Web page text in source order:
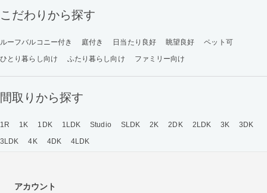
こだわりから探す
ルーフバルコニー付き 庭付き 日当たり良好 眺望良好
ペット可
ひとり暮らし向け
ふたり暮らし向け ファミリー向け
間取りから探す
1R 1K 1DK 1LDK Studio SLDK 2K 2DK 2LDK 3K
3DK
3LDK
4K 4DK 4LDK
アカウント